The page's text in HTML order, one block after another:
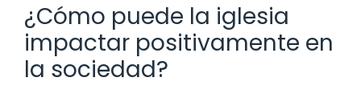
¿Cómo puede la iglesia
impactar positivamente en
la sociedad?